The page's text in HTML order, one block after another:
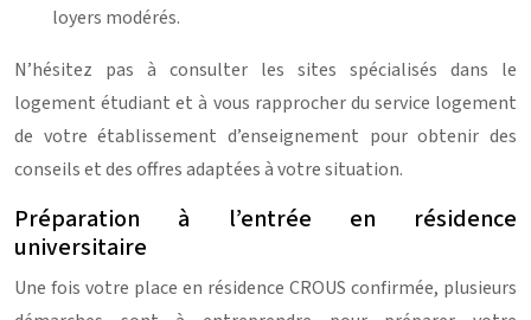
loyers modérés.
N’hésitez pas à consulter les sites spécialisés dans le
logement étudiant et à vous rapprocher du service logement
de votre établissement d’enseignement pour obtenir des
conseils et des offres adaptées à votre situation.
Préparation à l’entrée en résidence
universitaire
Une fois votre place en résidence CROUS confirmée, plusieurs